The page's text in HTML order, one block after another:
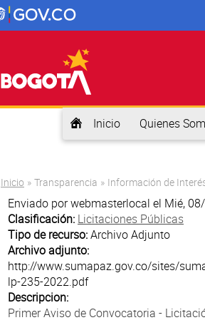
Inicio Quienes
Usted está aquí
Inicio » Transparencia » Información de
Enviado porwebmasterlocal el Mié,
Clasificación: Licitaciones Públicas
Tipo de recurso:Archivo Adjunto
Archivo adjunto:
http://www.sumapaz.gov.co/sites/
lp-235-2022.pdf
Descripcion:
Primer Aviso de Convocatoria -